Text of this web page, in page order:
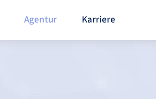
Agentur Karriere